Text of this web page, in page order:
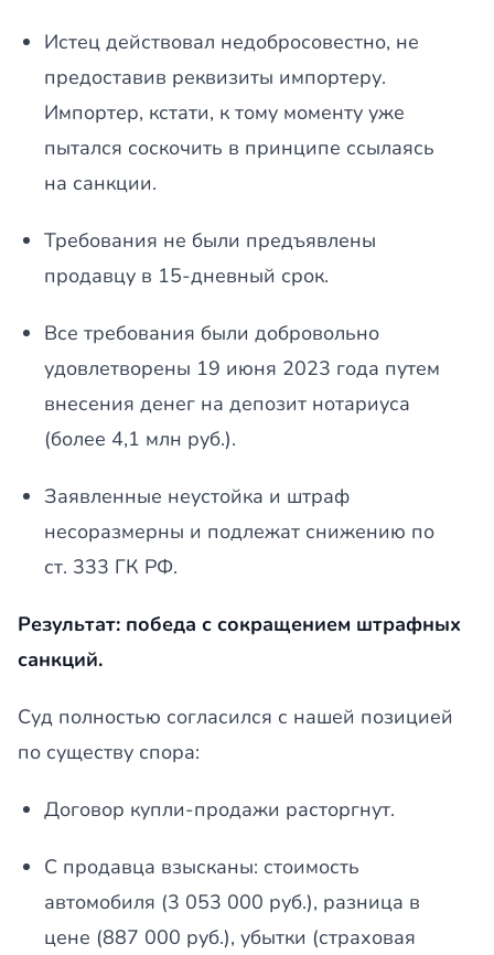
Истец действовал недобросовестно, не
предоставив реквизиты импортеру.
Импортер, кстати, к тому моменту уже
пытался соскочить в принципе ссылаясь
на санкции.
Требования не были предъявлены
продавцу в 15-дневный срок.
Все требования были добровольно
удовлетворены 19 июня 2023 года путем
внесения денег на депозит нотариуса
(более 4,1 млн руб.).
Заявленные неустойка и штраф
несоразмерны и подлежат снижению по
ст. 333 ГК РФ.
Результат: победа с сокращением штрафных
санкций.
Суд полностью согласился с нашей позицией
по существу спора:
Договор купли-продажи расторгнут.
С продавца взысканы: стоимость
автомобиля (3 053 000 руб.), разница в
цене (887 000 руб.), убытки (страховая